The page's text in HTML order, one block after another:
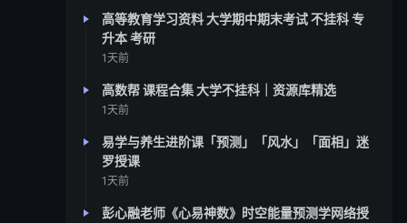
高等教育学习资料 大学期中期末考试 不挂科 专
升本 考研
1天前
高数帮 课程合集 大学不挂科｜资源库精选
1天前
易学与养生进阶课「预测」「风水」「面相」迷
罗授课
1天前
彭心融老师《心易神数》时空能量预测学网络授